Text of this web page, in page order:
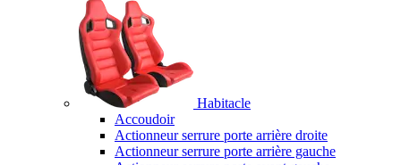
Habitacle
Accoudoir
Actionneur serrure porte arrière droite
Actionneur serrure porte arrière gauche